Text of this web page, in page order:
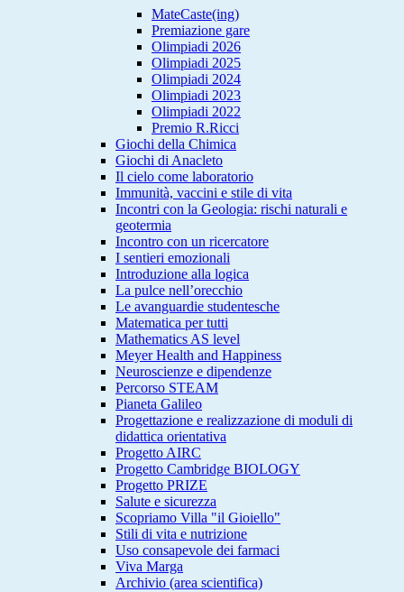
MateCaste(ing)
Premiazione gare
Olimpiadi 2026
Olimpiadi 2025
Olimpiadi 2024
Olimpiadi 2023
Olimpiadi 2022
Premio R.Ricci
Giochi della Chimica
Giochi di Anacleto
Il cielo come laboratorio
Immunità, vaccini e stile di vita
Incontri con la Geologia: rischi naturali e
geotermia
Incontro con un ricercatore
I sentieri emozionali
Introduzione alla logica
La pulce nell’orecchio
Le avanguardie studentesche
Matematica per tutti
Mathematics AS level
Meyer Health and Happiness
Neuroscienze e dipendenze
Percorso STEAM
Pianeta Galileo
Progettazione e realizzazione di moduli di
didattica orientativa
Progetto AIRC
Progetto Cambridge BIOLOGY
Progetto PRIZE
Salute e sicurezza
Scopriamo Villa "il Gioiello"
Stili di vita e nutrizione
Uso consapevole dei farmaci
Viva Marga
Archivio (area scientifica)